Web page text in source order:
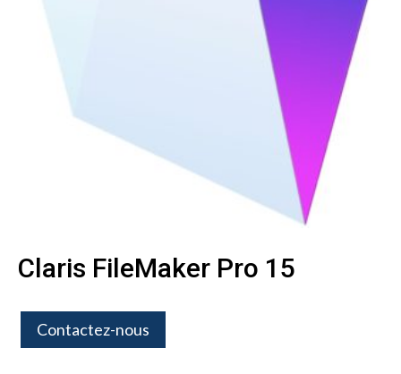
Claris FileMaker Pro 15
Contactez-nous